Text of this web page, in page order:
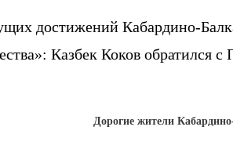
достижений Кабардино-
Казбек Коков обратился
Дорогие жители